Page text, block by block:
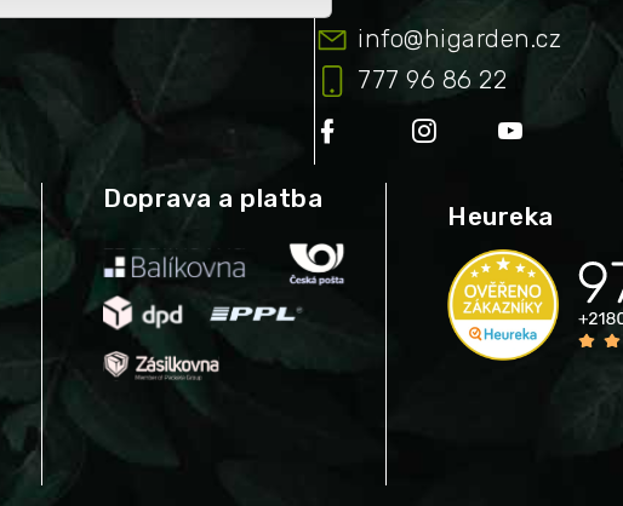
info@higarden.cz
777 96 86 22
Doprava a platba
Heureka